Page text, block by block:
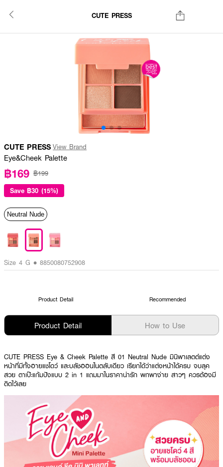
CUTE PRESS
CUTE PRESS View Brand
Eye&Cheek Palette
฿169 ฿199
Save ฿30 (15%)
Neutral Nude
Size 4 G • 8850080752908
Product Detail Recommended
Product Detail How to Use
CUTE PRESS Eye & Cheek Palette สี 01 Neutral Nude มินิพาเลตต์แต่ง
หน้าที่มีทั้งอายแชโดว์ และบลัชออนในตลับเดียว เรียกได้ว่าแต่งหน้าได้ครบ จบลุค
สวย ตาเป๊ะแก้มปังแบบ 2 in 1 แถมมาในราคาน่ารัก พกพาง่าย สาวๆ ควรต้องมี
ติดไว้เลย